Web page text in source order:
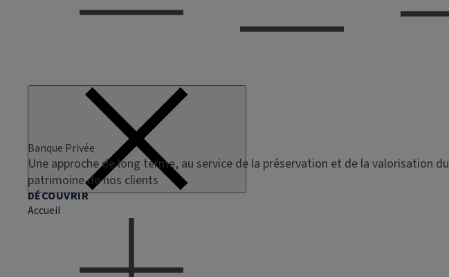
Banque Privée
Une approche de long terme, au service de la préservation et de la valorisation du
patrimoine de nos clients
DÉCOUVRIR
Accueil